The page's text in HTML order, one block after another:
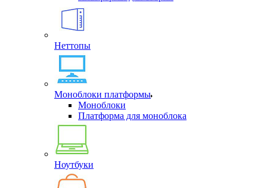
Неттопы
Моноблоки платформы
Моноблоки
Платформа для моноблока
Ноутбуки